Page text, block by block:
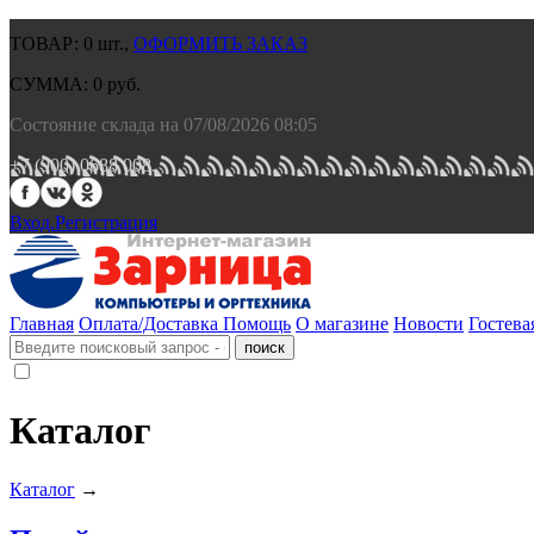
ТОВАР: 0 шт., ОФОРМИТЬ ЗАКАЗ
СУММА: 0 руб.
Состояние склада на 07/08/2026 08:05
+7 (900) 0688 008.
Вход.Регистрация
Главная Оплата/Доставка Помощь О магазине Новости
Каталог
Каталог →